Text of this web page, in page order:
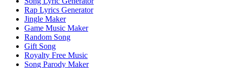
Rap Lyrics Generator
Jingle Maker
Game Music Maker
Random Song
Gift Song
Royalty Free Music
Song Parody Maker